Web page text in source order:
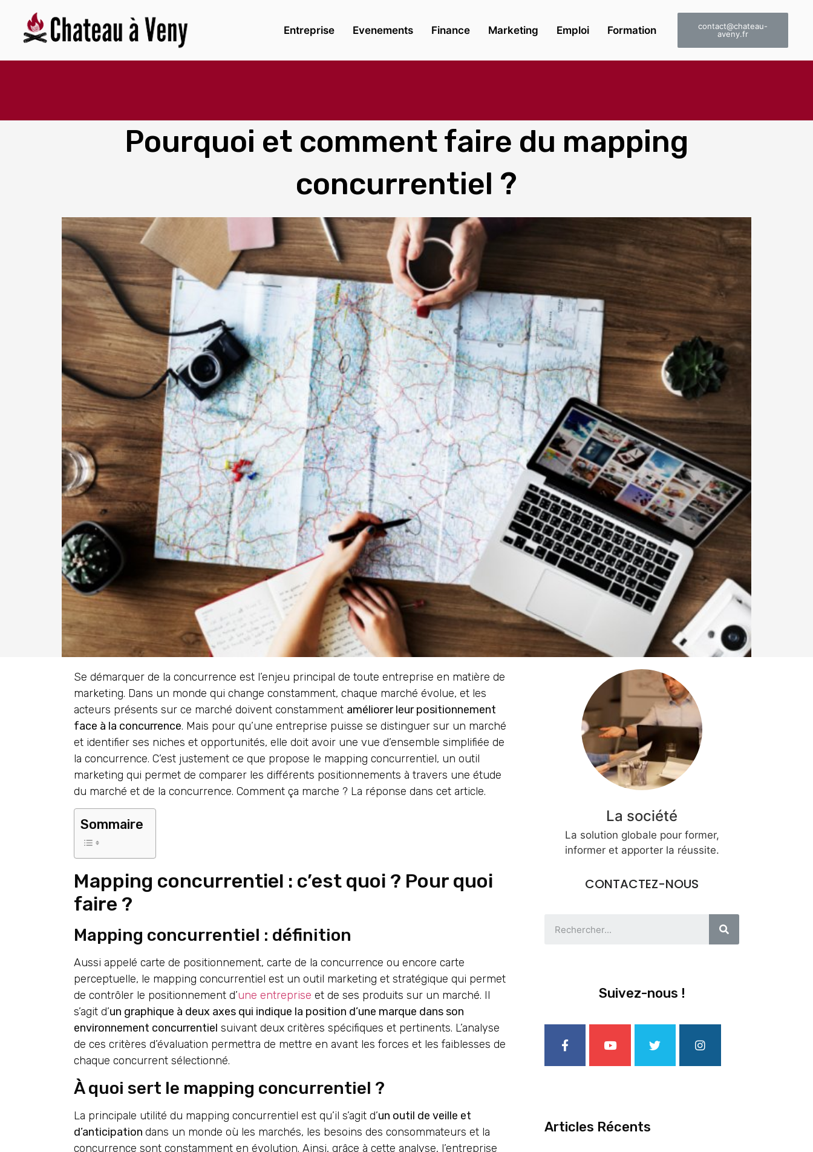
Entreprise Evenements Finance Marketing Emploi Formation
contact@chateau-
aveny.fr
Pourquoi et comment faire du mapping
concurrentiel ?
Se démarquer de la concurrence est l’enjeu principal de toute entreprise en matière de
marketing. Dans un monde qui change constamment, chaque marché évolue, et les
acteurs présents sur ce marché doivent constamment améliorer leur positionnement
face à la concurrence. Mais pour qu’une entreprise puisse se distinguer sur un marché
et identifier ses niches et opportunités, elle doit avoir une vue d’ensemble simplifiée de
la concurrence. C’est justement ce que propose le mapping concurrentiel, un outil
marketing qui permet de comparer les différents positionnements à travers une étude
du marché et de la concurrence. Comment ça marche ? La réponse dans cet article.
Sommaire
Mapping concurrentiel : c’est quoi ? Pour quoi
faire ?
Mapping concurrentiel : définition
Aussi appelé carte de positionnement, carte de la concurrence ou encore carte
perceptuelle, le mapping concurrentiel est un outil marketing et stratégique qui permet
de contrôler le positionnement d’une entreprise et de ses produits sur un marché. Il
s’agit d’un graphique à deux axes qui indique la position d’une marque dans son
environnement concurrentiel suivant deux critères spécifiques et pertinents. L’analyse
de ces critères d’évaluation permettra de mettre en avant les forces et les faiblesses de
chaque concurrent sélectionné.
À quoi sert le mapping concurrentiel ?
La principale utilité du mapping concurrentiel est qu’il s’agit d’un outil de veille et
d’anticipation dans un monde où les marchés, les besoins des consommateurs et la
concurrence sont constamment en évolution. Ainsi, grâce à cette analyse, l’entreprise
La société
La solution globale pour former,
informer et apporter la réussite.
CONTACTEZ-NOUS
Suivez-nous !
Articles Récents